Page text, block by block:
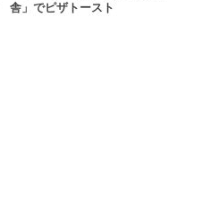
舎」でピザトースト